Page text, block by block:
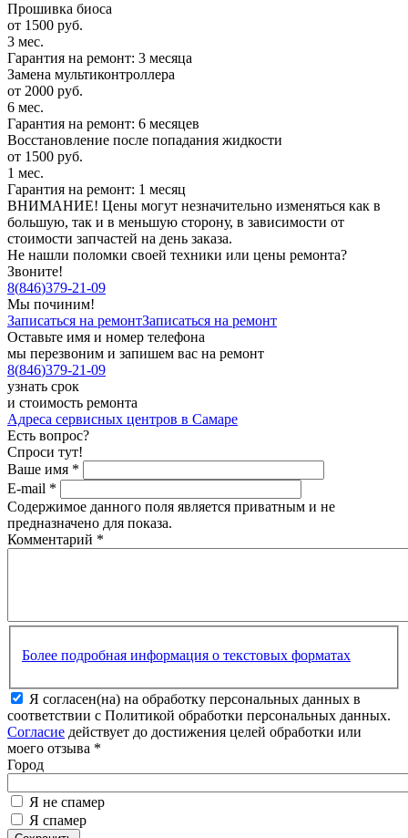
Прошивка биоса
от 1500 руб.
3 мес.
Гарантия на ремонт: 3 месяца
Замена мультиконтроллера
от 2000 руб.
6 мес.
Гарантия на ремонт: 6 месяцев
Восстановление после попадания жидкости
от 1500 руб.
1 мес.
Гарантия на ремонт: 1 месяц
ВНИМАНИЕ! Цены могут незначительно изменяться как в
большую, так и в меньшую сторону, в зависимости от
стоимости запчастей на день заказа.
Не нашли поломки своей техники или цены ремонта?
Звоните!
8(846)379-21-09
Мы починим!
Записаться на ремонтЗаписаться на ремонт
Оставьте имя и номер телефона
мы перезвоним и запишем вас на ремонт
8(846)379-21-09
узнать срок
и стоимость ремонта
Адреса сервисных центров в Самаре
Есть вопрос?
Спроси тут!
Ваше имя *
E-mail *
Содержимое данного поля является приватным и не
предназначено для показа.
Комментарий *
Более подробная информация о текстовых форматах
Я согласен(на) на обработку персональных данных в
соответствии с Политикой обработки персональных данных.
Согласие действует до достижения целей обработки или
моего отзыва *
Город
Я не спамер
Я спамер